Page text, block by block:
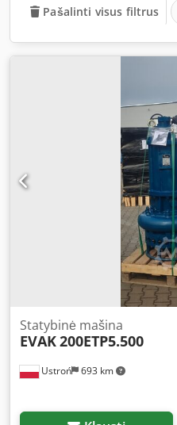
Pašalinti visus filtrus
Ustroń 693 km
Statybinė mašina
EVAK200ETP5.500